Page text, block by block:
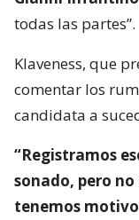
todas las partes”.
Klaveness, que
comentar los
candidata a
“Registramos
sonado, pero
tenemos